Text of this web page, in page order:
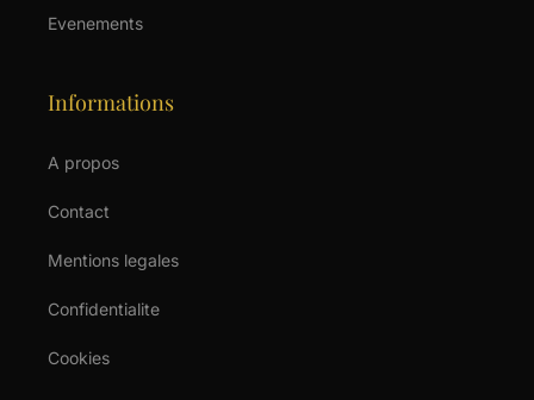
Evenements
Informations
A propos
Contact
Mentions legales
Confidentialite
Cookies